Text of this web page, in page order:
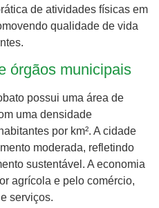
de atividades físicas em
qualidade de vida
órgãos municipais
possui uma área de
uma densidade
por km². A cidade
moderada, refletindo
sustentável. A economia
agrícola e pelo comércio,
serviços.